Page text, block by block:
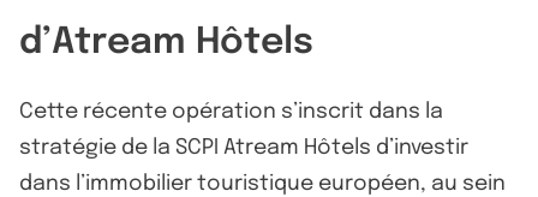
d’Atream Hôtels
Cette récente opération s’inscrit dans la
stratégie de la SCPI Atream Hôtels d’investir
dans l’immobilier touristique européen, au sein